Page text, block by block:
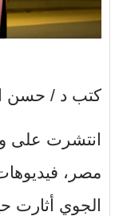
كتب د / حسن
انتشرت على
مصر،
الجوي أثارت